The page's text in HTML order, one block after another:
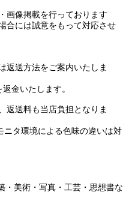
画像掲載を行っております
合には誠意をもって対応させ
返送方法をご案内いたしま
金いたします。
返送料も当店負担となりま
タ環境による色味の違いは対
美術・写真・工芸・思想書な